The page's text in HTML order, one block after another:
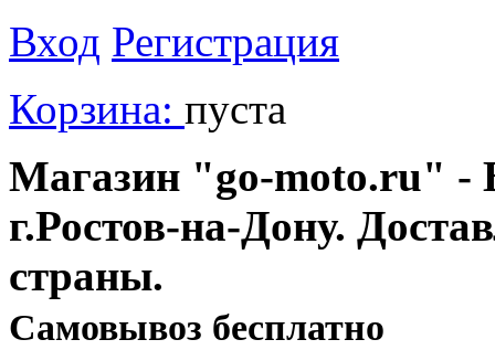
Вход Регистрация
Корзина: пуста
Магазин "go-moto.ru" -
г.Ростов-на-Дону.
страны.
Cамовывоз бесплатно